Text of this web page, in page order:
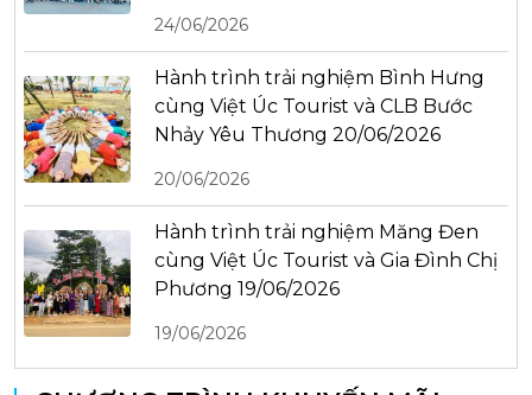
24/06/2026
Hành trình trải nghiệm Bình Hưng
cùng Việt Úc Tourist và CLB Bước
Nhảy Yêu Thương 20/06/2026
20/06/2026
Hành trình trải nghiệm Măng Đen
cùng Việt Úc Tourist và Gia Đình Chị
Phương 19/06/2026
19/06/2026